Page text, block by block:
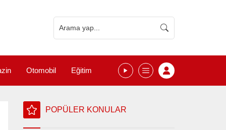
Otomobil Eğitim
POPÜLER KONULAR